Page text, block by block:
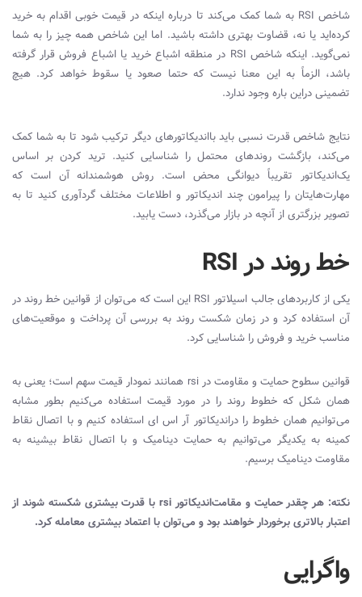
شاخص RSI به شما کمک می‌کند تا درباره اینکه در قیمت خوبی اقدام به خرید
کرده‌اید یا نه، قضاوت بهتری داشته باشید. اما این شاخص همه چیز را به شما
نمی‌گوید. اینکه شاخص RSI در منطقه اشباع خرید یا اشباع فروش قرار گرفته
باشد، الزماً به این معنا نیست که حتما صعود یا سقوط خواهد کرد. هیچ
تضمینی دراین باره وجود ندارد.
نتایج شاخص قدرت نسبی باید با‌اندیکاتورهای دیگر ترکیب شود تا به شما کمک
می‌کند، بازگشت روندهای محتمل را شناسایی کنید. ترید کردن بر اساس
یک‌اندیکاتور تقریباً دیوانگی محض است. روش هوشمندانه آن است که
مهارت‌هایتان را پیرامون چند‌ اندیکاتور و اطلاعات مختلف گردآوری کنید تا به
تصویر بزرگتری از آنچه در بازار می‌گذرد، دست یابید.
خط روند در RSI
یکی از کاربرد‌های جالب اسیلاتور RSI این است که می‌توان از قوانین خط روند در
آن استفاده کرد و در زمان شکست روند به بررسی آن پرداخت و موقعیت‌های
مناسب خرید و فروش را شناسایی کرد.
قوانین سطوح حمایت و مقاومت درrsi همانند نمودار قیمت سهم است؛ یعنی به
همان شکل که خطوط روند را در مورد قیمت استفاده می‌کنیم بطور مشابه
می‌توانیم همان خطوط را در‌اندیکاتور آر اس ای استفاده کنیم و با اتصال نقاط
کمینه به یکدیگر می‌توانیم به حمایت دینامیک و با اتصال نقاط بیشینه به
مقاومت دینامیک برسیم.
نکته: هر چقدر حمایت و مقامت‌اندیکاتور rsi با قدرت بیشتری شکسته شوند از
اعتبار بالاتری برخوردار خواهند بود و می‌توان با اعتماد بیشتری معامله کرد.
واگرایی